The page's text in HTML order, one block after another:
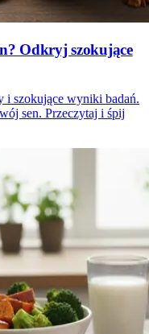
Odkryj szokujące
i szokujące wyniki badań.
sen. Przeczytaj i śpij